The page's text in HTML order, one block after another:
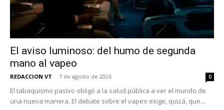
El aviso luminoso: del humo de segunda
mano al vapeo
REDACCION VT - 7 de agosto de 2026 0
El tabaquismo pasivo obligó a la salud pública a ver el mundo de
una nueva manera. El debate sobre el vapeo exige, quizá, que...